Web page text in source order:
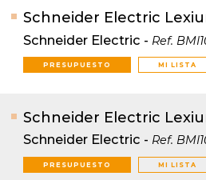
Schneider Electric
Schneider Electric - Ref.
PRESUPUESTO MI LISTA
Schneider Electric
Schneider Electric - Ref.
PRESUPUESTO MI LISTA